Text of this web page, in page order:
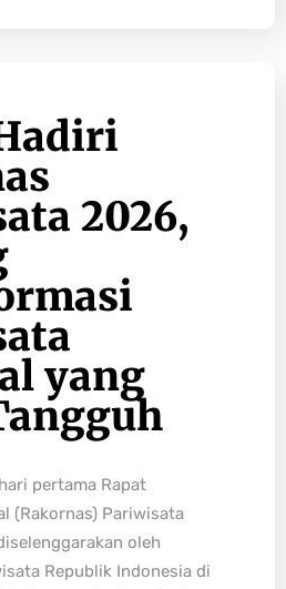
2026,
yang
pertama Rapat
(Rakornas) Pariwisata
oleh
Republik Indonesia di